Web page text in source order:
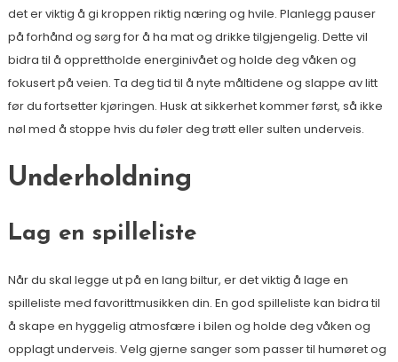
det er viktig å gi kroppen riktig næring og hvile. Planlegg pauser
på forhånd og sørg for å ha mat og drikke tilgjengelig. Dette vil
bidra til å opprettholde energinivået og holde deg våken og
fokusert på veien. Ta deg tid til å nyte måltidene og slappe av litt
før du fortsetter kjøringen. Husk at sikkerhet kommer først, så ikke
nøl med å stoppe hvis du føler deg trøtt eller sulten underveis.
Underholdning
Lag en spilleliste
Når du skal legge ut på en lang biltur, er det viktig å lage en
spilleliste med favorittmusikken din. En god spilleliste kan bidra til
å skape en hyggelig atmosfære i bilen og holde deg våken og
opplagt underveis. Velg gjerne sanger som passer til humøret og